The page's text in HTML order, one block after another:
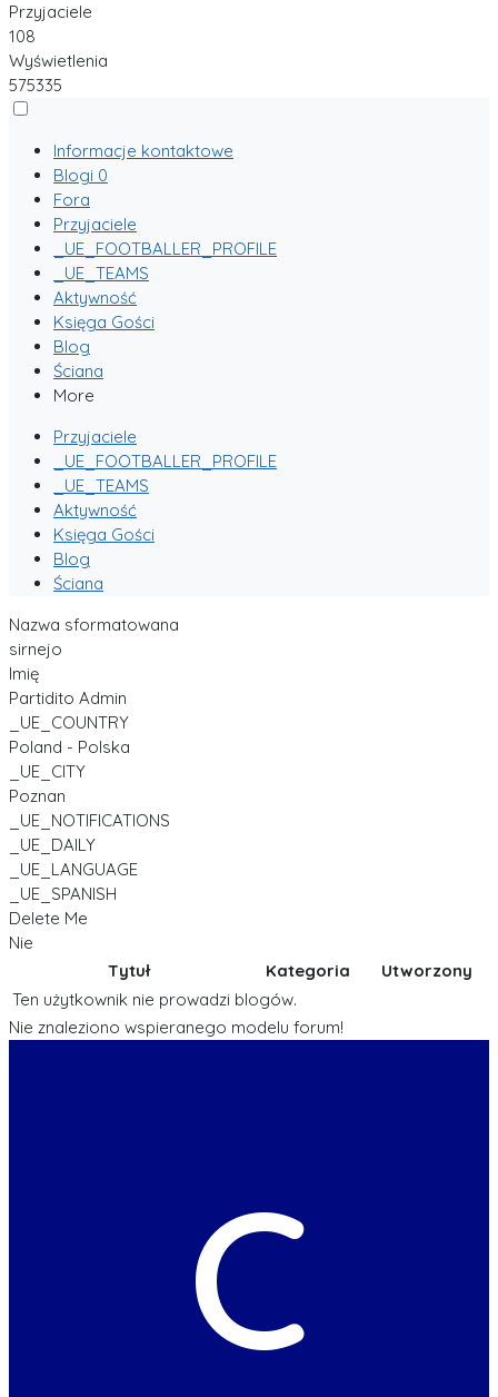
Przyjaciele
108
Wyświetlenia
575335
Informacje kontaktowe
Blogi 0
Fora
Przyjaciele
_UE_FOOTBALLER_PROFILE
_UE_TEAMS
Aktywność
Księga Gości
Blog
Ściana
More
Przyjaciele
_UE_FOOTBALLER_PROFILE
_UE_TEAMS
Aktywność
Księga Gości
Blog
Ściana
Nazwa sformatowana
sirnejo
Imię
Partidito Admin
_UE_COUNTRY
Poland - Polska
_UE_CITY
Poznan
_UE_NOTIFICATIONS
_UE_DAILY
_UE_LANGUAGE
_UE_SPANISH
Delete Me
Nie
Tytuł
Kategoria
Utworzony
Ten użytkownik nie prowadzi blogów.
Nie znaleziono wspieranego modelu forum!
C